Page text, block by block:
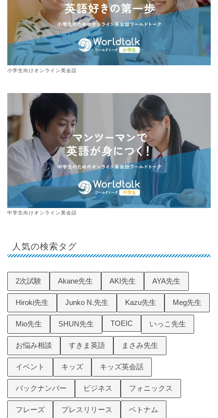
小学生向けオンライン英会話
中学生向けオンライン英会話
人気の検索タグ
2次試験 Akane先生 AKI先生 AYA先生
Hiroki先生 Junko N.先生 Kazu先生 Meg先生
Mio先生 SHUN先生 TOEIC いっこ先生
お悩み相談 すきま英語 まさみ先生
イベント キッズ キッズ英会話
バックナンバー ビジネス フォニックス
フレーズ プレスリリース ベトナム